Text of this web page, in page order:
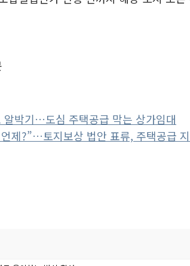
알박기…도심 주택공급 막는 상가임대
제?”…토지보상 법안 표류, 주택공급